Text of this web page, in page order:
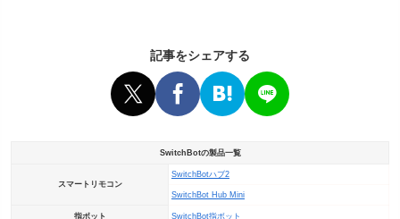
記事をシェアする
SwitchBotの製品一覧
スマートリモコン
SwitchBotハブ2
SwitchBot Hub Mini
指ボット SwitchBot指ボット